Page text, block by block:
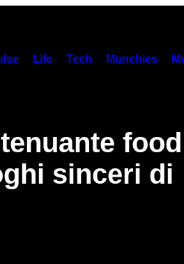
Life Tech Munchies
food
sinceri di